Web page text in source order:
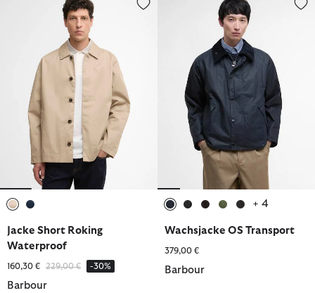
Jacke Short Roking
Waterproof
160,30 € Reduziert von
229,00 €bis-30%
Barbour
+ 4
Wachsjacke OS Transport
379,00 €
Barbour